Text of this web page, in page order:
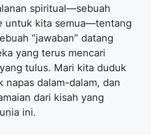
spiritual—sebuah
untuk kita semua—tentang
“jawaban” datang
yang terus mencari
tulus. Mari kita duduk
napas dalam-dalam, dan
dari kisah yang
ini.